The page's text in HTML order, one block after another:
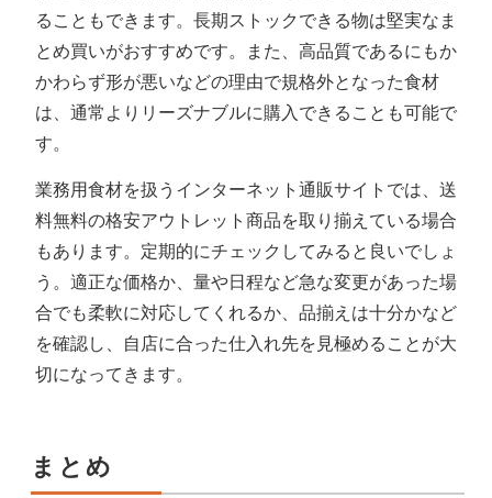
ることもできます。長期ストックできる物は堅実なま
とめ買いがおすすめです。また、高品質であるにもか
かわらず形が悪いなどの理由で規格外となった食材
は、通常よりリーズナブルに購入できることも可能で
す。
業務用食材を扱うインターネット通販サイトでは、送
料無料の格安アウトレット商品を取り揃えている場合
もあります。定期的にチェックしてみると良いでしょ
う。適正な価格か、量や日程など急な変更があった場
合でも柔軟に対応してくれるか、品揃えは十分かなど
を確認し、自店に合った仕入れ先を見極めることが大
切になってきます。
まとめ